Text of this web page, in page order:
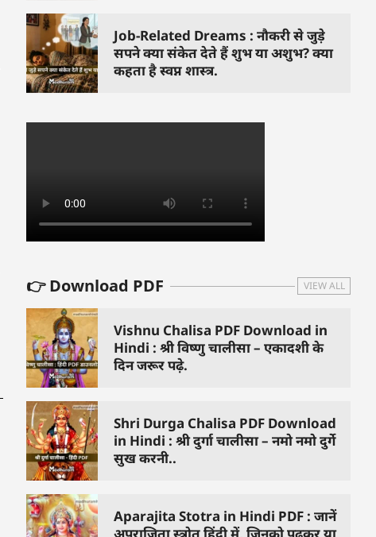
Job-Related Dreams : नौकरी से जुड़े
सपने क्या संकेत देते हैं शुभ या अशुभ? क्या
कहता है स्वप्न शास्त्र.
👉 Download PDF VIEW ALL
Vishnu Chalisa PDF Download in
Hindi : श्री विष्णु चालीसा – एकादशी के
दिन जरूर पढ़े.
Shri Durga Chalisa PDF Download
in Hindi : श्री दुर्गा चालीसा – नमो नमो दुर्गे
सुख करनी..
Aparajita Stotra in Hindi PDF : जानें